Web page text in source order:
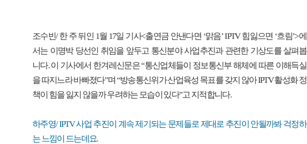
조수빈/ 한 주 뒤인 1월 17일 기사<출연금 안낸다면 ‘맑음’ IPTV 힘잃으면 ‘흐림’>에
서는 이명박 당선인 취임을 앞두고 통신분야 사업추진과 관련한 기상도를 살펴봅
니다. 이 기사에서 한겨레신문은 “통신업체들이 정보통신부 해체에 따른 이해득실
을 따지느라 바빠졌다”며 “방송통신위가 산업육성 목표를 갖지 않아 IPTV 활성화 정
책이 힘을 잃지 않을까 우려하는 모습이 있다”고 지적합니다.
하주영/ IPTV 사업 추진이 계속 제기되는 문제들로 제대로 추진이 안될까봐 걱정하
는 느낌이 드는데요.